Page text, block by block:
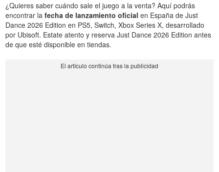
¿Quieres saber cuándo sale el juego a la venta? Aquí podrás
encontrar lafecha de lanzamiento oficial en España de Just
Dance 2026 Edition en PS5, Switch, Xbox Series X, desarrollado
por Ubisoft. Estate atento y reserva Just Dance 2026 Edition antes
de que esté disponible en tiendas.